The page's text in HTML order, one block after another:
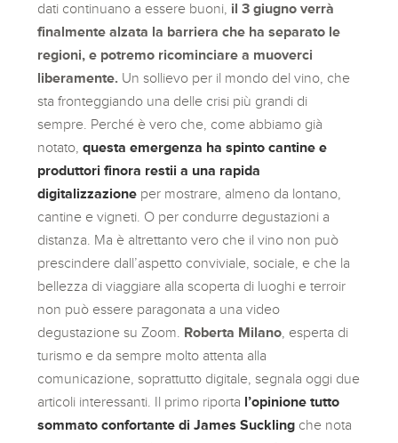
dati continuano a essere buoni, il 3 giugno verrà
finalmente alzata la barriera che ha separato le
regioni, e potremo ricominciare a muoverci
liberamente. Un sollievo per il mondo del vino, che
sta fronteggiando una delle crisi più grandi di
sempre. Perché è vero che, come abbiamo già
notato,questa emergenza ha spinto cantine e
produttori finora restii a una rapida
digitalizzazione per mostrare, almeno da lontano,
cantine e vigneti. O per condurre degustazioni a
distanza. Ma è altrettanto vero che il vino non può
prescindere dall’aspetto conviviale, sociale, e che la
bellezza di viaggiare alla scoperta di luoghi e terroir
non può essere paragonata a una video
degustazione su Zoom. Roberta Milano , esperta di
turismo e da sempre molto attenta alla
comunicazione, soprattutto digitale, segnala oggi due
articoli interessanti. Il primo riporta l’opinione tutto
sommato confortante di James Suckling che nota